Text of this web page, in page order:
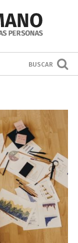
BUSCAR